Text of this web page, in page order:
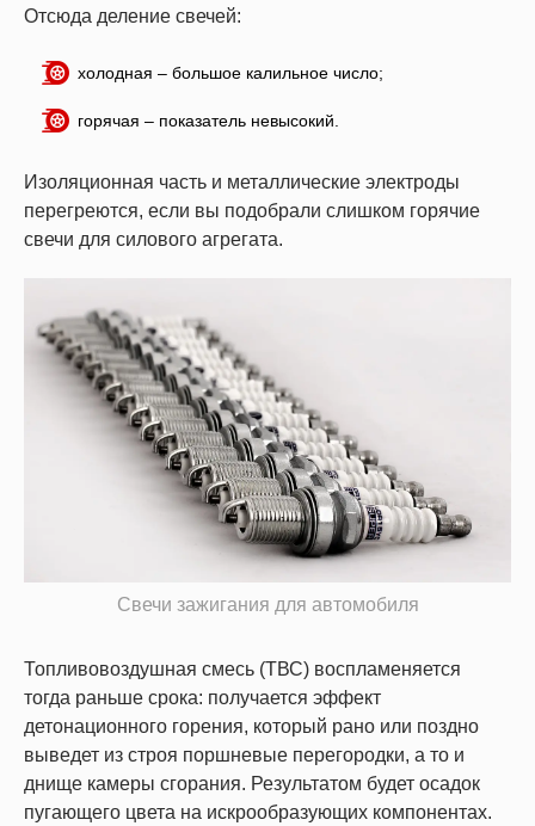
Отсюда деление свечей:
холодная – большое калильное число;
горячая – показатель невысокий.
Изоляционная часть и металлические электроды
перегреются, если вы подобрали слишком горячие
свечи для силового агрегата.
Свечи зажигания для автомобиля
Топливовоздушная смесь (ТВС) воспламеняется
тогда раньше срока: получается эффект
детонационного горения, который рано или поздно
выведет из строя поршневые перегородки, а то и
днище камеры сгорания. Результатом будет осадок
пугающего цвета на искрообразующих компонентах.